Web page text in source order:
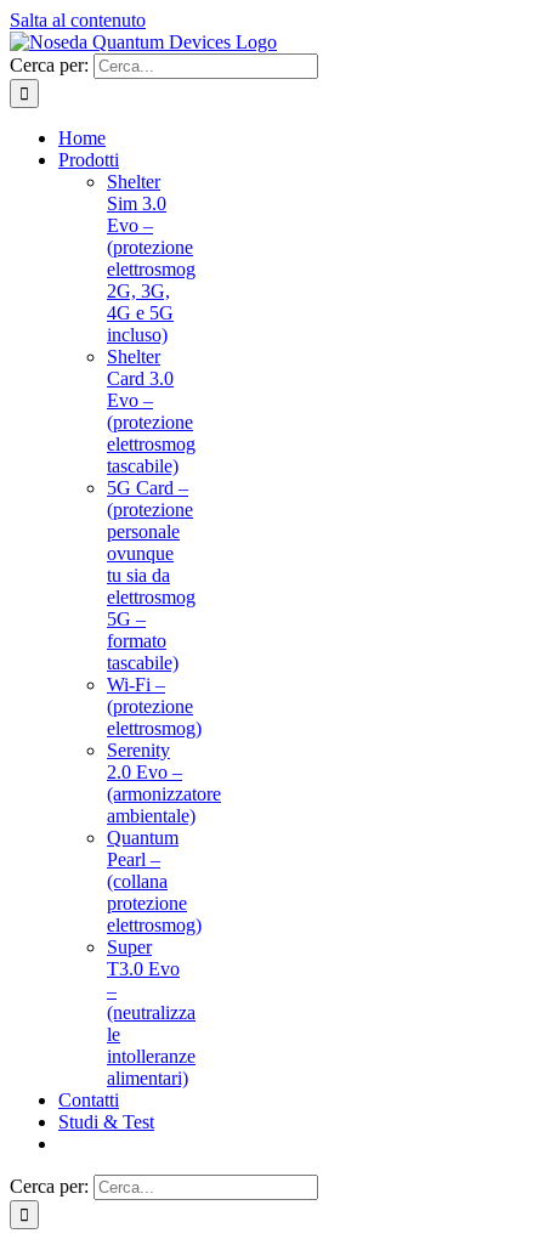
Salta al contenuto
Cerca per:
Home
Prodotti
Shelter
Sim 3.0
Evo –
(protezione
elettrosmog
2G, 3G,
4G e 5G
incluso)
Shelter
Card 3.0
Evo –
(protezione
elettrosmog
tascabile)
5G Card –
(protezione
personale
ovunque
tu sia da
elettrosmog
5G –
formato
tascabile)
Wi-Fi –
(protezione
elettrosmog)
Serenity
2.0 Evo –
(armonizzatore
ambientale)
Quantum
Pearl –
(collana
protezione
elettrosmog)
Super
T3.0 Evo
–
(neutralizza
le
intolleranze
alimentari)
Contatti
Studi & Test
Cerca per: